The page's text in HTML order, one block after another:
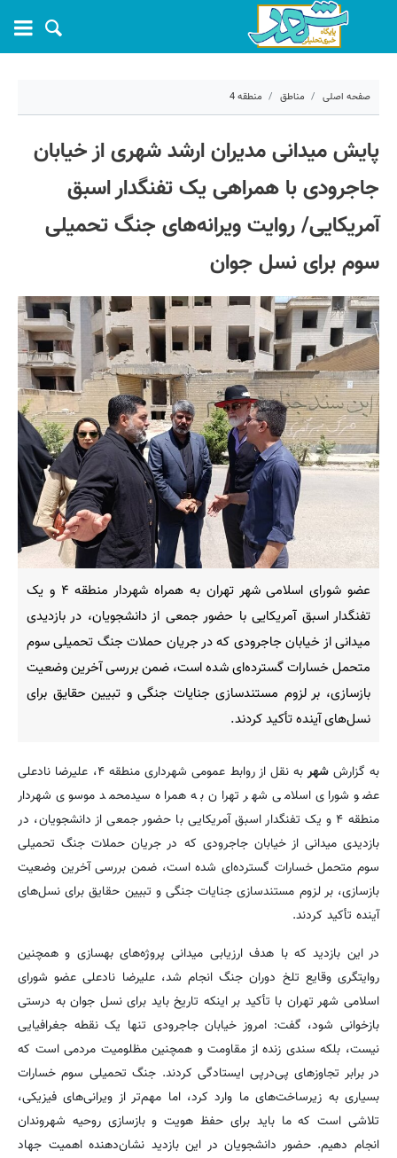
صفحه اصلی مناطق منطقه 4
پایش میدانی مدیران ارشد شهری از خیابان
جاجرودی با همراهی یک تفنگدار اسبق
آمریکایی/ روایت ویرانه‌های جنگ تحمیلی
سوم برای نسل جوان
عضو شورای اسلامی شهر تهران به همراه شهردار منطقه ۴ و یک
تفنگدار اسبق آمریکایی با حضور جمعی از دانشجویان، در بازدیدی
میدانی از خیابان جاجرودی که در جریان حملات جنگ تحمیلی سوم
متحمل خسارات گسترده‌ای شده است، ضمن بررسی آخرین وضعیت
بازسازی، بر لزوم مستندسازی جنایات جنگی و تبیین حقایق برای
نسل‌های آینده تأکید کردند.
به گزارششهر
به نقل از روابط عمومی شهرداری منطقه ۴، علیرضا نادعلی
عضو شورای اسلامی شهر تهران به همراه سیدمحمد موسوی شهردار
منطقه ۴ و یک تفنگدار اسبق آمریکایی با حضور جمعی از دانشجویان، در
بازدیدی میدانی از خیابان جاجرودی که در جریان حملات جنگ تحمیلی
سوم متحمل خسارات گسترده‌ای شده است، ضمن بررسی آخرین وضعیت
بازسازی، بر لزوم مستندسازی جنایات جنگی و تبیین حقایق برای نسل‌های
آینده تأکید کردند.
در این بازدید که با هدف ارزیابی میدانی پروژه‌های بهسازی و همچنین
روایتگری وقایع تلخ دوران جنگ انجام شد، علیرضا نادعلی عضو شورای
اسلامی شهر تهران با تأکید بر اینکه تاریخ باید برای نسل جوان به درستی
بازخوانی شود، گفت: امروز خیابان جاجرودی تنها یک نقطه جغرافیایی
نیست، بلکه سندی زنده از مقاومت و همچنین مظلومیت مردمی است که
در برابر تجاوزهای پی‌درپی ایستادگی کردند. جنگ تحمیلی سوم خسارات
بسیاری به زیرساخت‌های ما وارد کرد، اما مهم‌تر از ویرانی‌های فیزیکی،
تلاشی است که ما باید برای حفظ هویت و بازسازی روحیه شهروندان
انجام دهیم. حضور دانشجویان در این بازدید نشان‌دهنده اهمیت جهاد